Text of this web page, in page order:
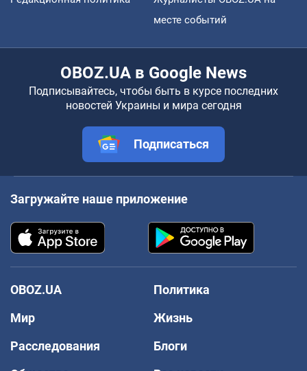
месте событий
OBOZ.UA в Google News
Подписывайтесь, чтобы быть в курсе последних
новостей Украины и мира сегодня
Подписаться
Загружайте наше приложение
OBOZ.UA
Политика
Мир
Жизнь
Расследования
Блоги